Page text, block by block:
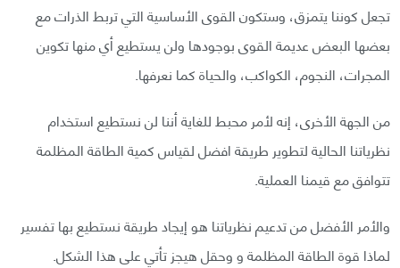
تجعل كوننا يتمزق، وستكون القوى الأساسية التي تربط الذرات مع
بعضها البعض عديمة القوى بوجودها ولن يستطيع أي منها تكوين
المجرات، النجوم، الكواكب، والحياة كما نعرفها.
من الجهة الأخرى، إنه لأمر محبط للغاية أننا لن نستطيع استخدام
نظرياتنا الحالية لتطوير طريقة افضل لقياس كمية الطاقة المظلمة
تتوافق مع قيمنا العملية.
والأمر الأفضل من تدعيم نظرياتنا هو إيجاد طريقة نستطيع بها تفسير
لماذا قوة الطاقة المظلمة و وحقل هيجز تأتي على هذا الشكل.